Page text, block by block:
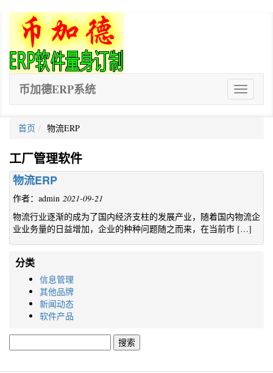
ERP
软
币加德ERP系统
首页 物流ERP
工厂管理软件
物流ERP
作者：admin 2021-09-21
物流行业逐渐的成为了国内经济支柱的发展产业，随着国内物流企
业业务量的日益增加，企业的种种问题随之而来，在当前市 […]
分类
信息管理
其他品牌
新闻动态
软件产品
索：